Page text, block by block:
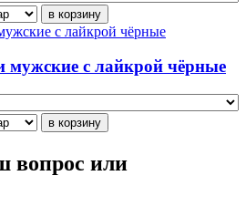
мужские с лайкрой чёрные
вопрос или